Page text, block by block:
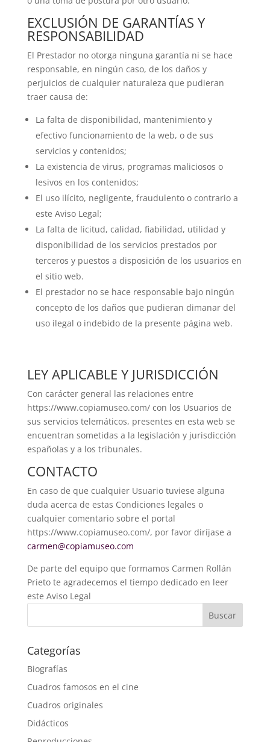
EXCLUSIÓN DE GARANTÍAS Y
RESPONSABILIDAD
El Prestador no otorga ninguna garantía ni se hace
responsable, en ningún caso, de los daños y
perjuicios de cualquier naturaleza que pudieran
traer causa de:
La falta de disponibilidad, mantenimiento y
efectivo funcionamiento de la web, o de sus
servicios y contenidos;
La existencia de virus, programas maliciosos o
lesivos en los contenidos;
El uso ilícito, negligente, fraudulento o contrario a
este Aviso Legal;
La falta de licitud, calidad, fiabilidad, utilidad y
disponibilidad de los servicios prestados por
terceros y puestos a disposición de los usuarios en
el sitio web.
El prestador no se hace responsable bajo ningún
concepto de los daños que pudieran dimanar del
uso ilegal o indebido de la presente página web.
LEY APLICABLE Y JURISDICCIÓN
Con carácter general las relaciones entre
https://www.copiamuseo.com/ con los Usuarios de
sus servicios telemáticos, presentes en esta web se
encuentran sometidas a la legislación y jurisdicción
españolas y a los tribunales.
CONTACTO
En caso de que cualquier Usuario tuviese alguna
duda acerca de estas Condiciones legales o
cualquier comentario sobre el portal
https://www.copiamuseo.com/, por favor diríjase a
carmen@copiamuseo.com
De parte del equipo que formamos Carmen Rollán
Prieto te agradecemos el tiempo dedicado en leer
este Aviso Legal
Buscar
Categorías
Biografías
Cuadros famosos en el cine
Cuadros originales
Didácticos